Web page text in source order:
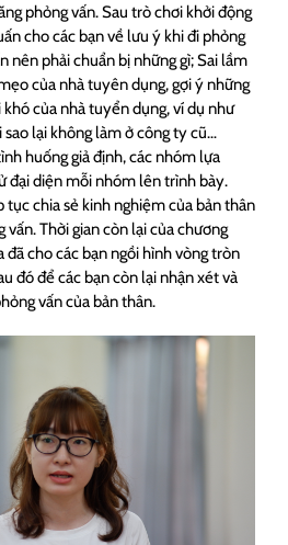
phỏng vấn. Sau trò chơi khởi động
cho các bạn về lưu ý khi đi phỏng
nên phải chuẩn bị những gì; Sai lầm
của nhà tuyên dụng, gợi ý những
của nhà tuyển dụng, ví dụ như
lại không làm ở công ty cũ…
huống giả định, các nhóm lựa
đại diện mỗi nhóm lên trình bày.
chia sẻ kinh nghiệm của bản thân
vấn. Thời gian còn lại của chương
cho các bạn ngồi hình vòng tròn
đó để các bạn còn lại nhận xét và
vấn của bản thân.